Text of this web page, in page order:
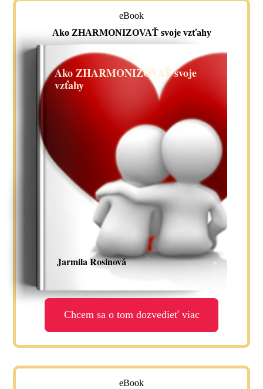
eBook
Ako ZHARMONIZOVAŤ svoje vzťahy
Ako ZHARMONIZOVAŤ svoje
vzťahy
Jarmila Rosinová
Chcem sa o tom dozvedieť viac
eBook